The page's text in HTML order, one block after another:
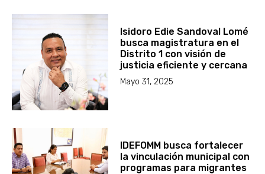
Isidoro Edie Sandoval Lomé
busca magistratura en el
Distrito 1 con visión de
justicia eficiente y cercana
Mayo 31, 2025
IDEFOMM busca fortalecer
la vinculación municipal con
programas para migrantes